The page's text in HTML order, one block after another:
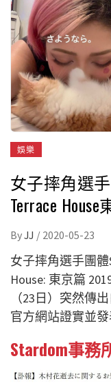
娛樂
女子摔角選
Terrace
ByJJ / 2020-05-23
女子摔角選手團
House: 東京篇
（23日）突然傳
官方網站證實並發
Stardom事務